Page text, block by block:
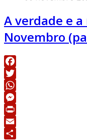
A verdade e
Novembro
Facebook
Twitter
WhatsApp
Messenger
Print
Email